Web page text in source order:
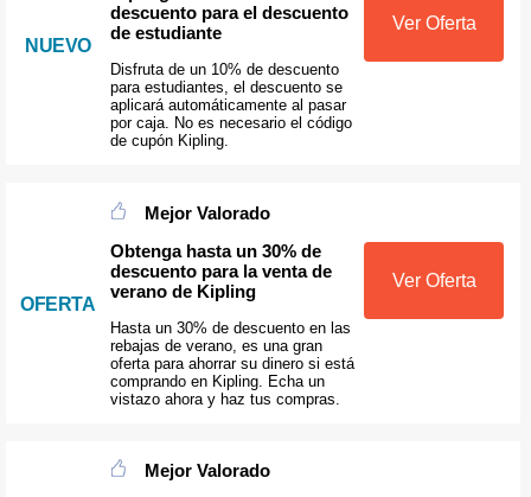
NUEVO
descuento para el descuento
de estudiante
Disfruta de un 10% de descuento
para estudiantes, el descuento se
aplicará automáticamente al pasar
por caja. No es necesario el código
de cupón Kipling.
Ver Oferta
OFERTA
Mejor Valorado
Obtenga hasta un 30% de
descuento para la venta de
verano de Kipling
Hasta un 30% de descuento en las
rebajas de verano, es una gran
oferta para ahorrar su dinero si está
comprando en Kipling. Echa un
vistazo ahora y haz tus compras.
Ver Oferta
Mejor Valorado